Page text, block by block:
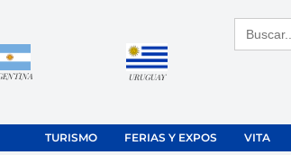
URUGUAY
Buscar:
TURISMO FERIAS Y EXPOS VITA